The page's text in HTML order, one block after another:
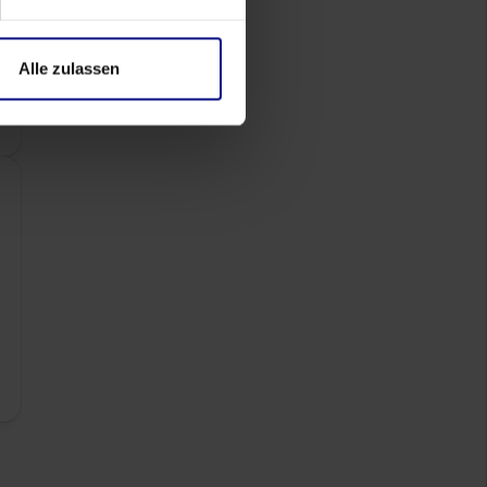
Alle zulassen